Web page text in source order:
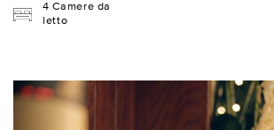
4 Camere da
letto